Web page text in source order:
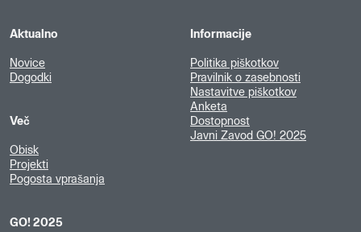
Aktualno
Novice
Dogodki
Več
Obisk
Projekti
Pogosta vprašanja
GO! 2025
Informacije
Politika piškotkov
Pravilnik o zasebnosti
Nastavitve piškotkov
Anketa
Dostopnost
Javni Zavod GO! 2025